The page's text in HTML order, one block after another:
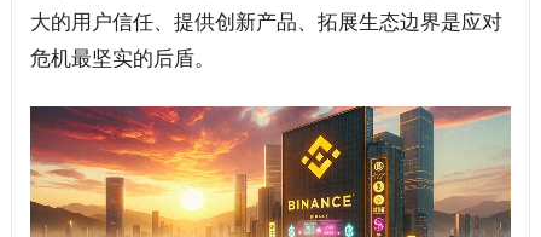
大的用户信任、提供创新产品、拓展生态边界是应对
危机最坚实的后盾。